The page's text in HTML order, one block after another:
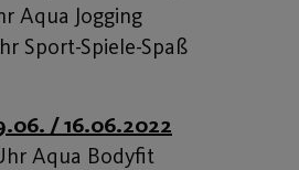
Aqua Jogging
Sport-Spiele-Spaß
/ 16.06.2022
Aqua Bodyfit